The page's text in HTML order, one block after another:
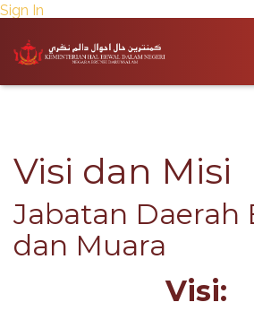
Sign In
​Visi dan Misi​​
Jabatan Daerah
dan Muara​​​
Visi: